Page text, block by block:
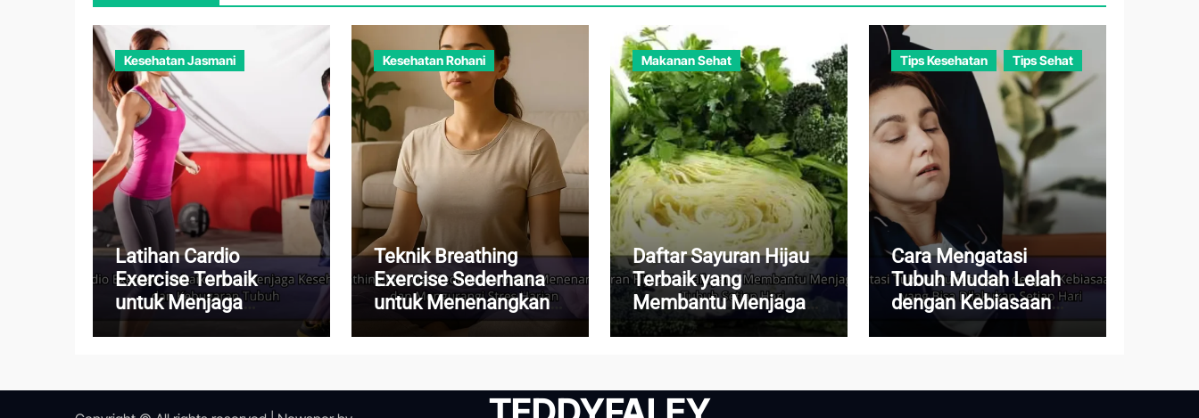
Kesehatan Jasmani
Latihan Cardio
Exercise Terbaik
untuk Menjaga
Kesehatan Jantung
Kesehatan Rohani
Teknik Breathing
Exercise Sederhana
untuk Menenangkan
Pikiran dan
Makanan Sehat
Daftar Sayuran Hijau
Terbaik yang
Membantu Menjaga
Kesehatan Tubuh
Tips Kesehatan Tips Sehat
Cara Mengatasi
Tubuh Mudah Lelah
dengan Kebiasaan
Sederhana yang Bisa